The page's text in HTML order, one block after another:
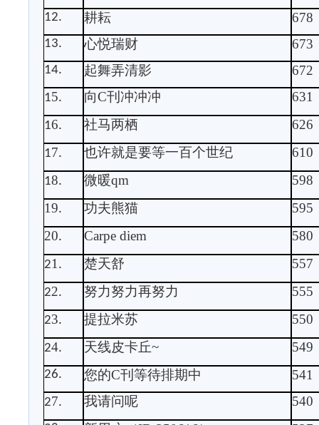
12. 耕耘 678
13. 心悦瑞财 673
14. 起舞弄清影 672
15. 向C刊冲冲冲 631
16. 社马两栖 626
17. 也许就是要等一百个世纪 610
18. 微暖qm
598
19. 功夫熊猫
595
20. Carpe diem 580
21. 楚天舒 557
22. 努力努力再努力 555
23. 提拉米苏 550
24. 天线皮卡丘~ 549
26. 您的C刊等待排期中 541
27. 我请问呢 540